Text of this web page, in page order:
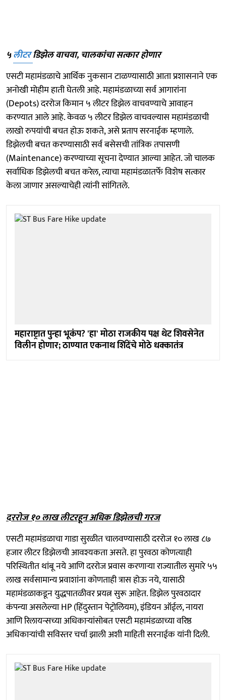
५लीटरडिझेल वाचवा, चालकांचा सत्कार होणार
एसटी महामंडळाचे आर्थिक नुकसान टाळण्यासाठी आता प्रशासनाने एक
अनोखी मोहीम हाती घेतली आहे. महामंडळाच्या सर्व आगारांना
(Depots) दररोज किमान ५ लीटर डिझेल वाचवण्याचे आवाहन
करण्यात आले आहे. केवळ ५ लीटर डिझेल वाचवल्यास महामंडळाची
लाखो रुपयांची बचत होऊ शकते, असे प्रताप सरनाईक म्हणाले.
डिझेलची बचत करण्यासाठी सर्व बसेसची तांत्रिक तपासणी
(Maintenance) करण्याच्या सूचना देण्यात आल्या आहेत. जो चालक
सर्वाधिक डिझेलची बचत करेल, त्याचा महामंडळातर्फे विशेष सत्कार
केला जाणार असल्याचेही त्यांनी सांगितले.
महाराष्ट्रात पुन्हा भूकंप? 'हा' मोठा राजकीय पक्ष थेट शिवसेनेत
विलीन होणार; ठाण्यात एकनाथ शिंदेंचे मोठे धक्कातंत्र
दररोज १० लाख लीटरहून अधिक डिझेलची गरज
एसटी महामंडळाचा गाडा सुरळीत चालवण्यासाठी दररोज १० लाख ८७
हजार लीटर डिझेलची आवश्यकता असते. हा पुरवठा कोणत्याही
परिस्थितीत थांबू नये आणि दररोज प्रवास करणाऱ्या राज्यातील सुमारे ५५
लाख सर्वसामान्य प्रवाशांना कोणताही त्रास होऊ नये, यासाठी
महामंडळाकडून युद्धपातळीवर प्रयत्न सुरू आहेत. डिझेल पुरवठादार
कंपन्या असलेल्या HP (हिंदुस्तान पेट्रोलियम), इंडियन ऑईल, नायरा
आणि रिलायन्सच्या अधिकाऱ्यांसोबत एसटी महामंडळाच्या वरिष्ठ
अधिकाऱ्यांची सविस्तर चर्चा झाली अशी माहिती सरनाईक यांनी दिली.